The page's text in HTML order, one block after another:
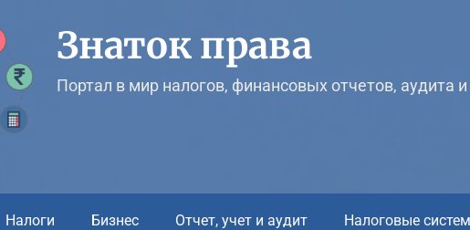
Знаток права
Портал в мир налогов, финансовых отчетов, аудита
Налоги Бизнес Отчет, учет и аудит Налоговые